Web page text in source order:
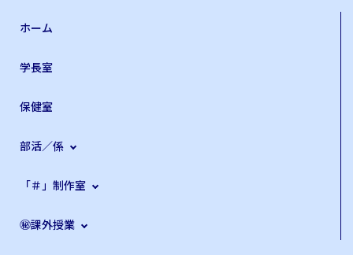
ホーム
学長室
保健室
部活／係
「＃」制作室
㊙課外授業